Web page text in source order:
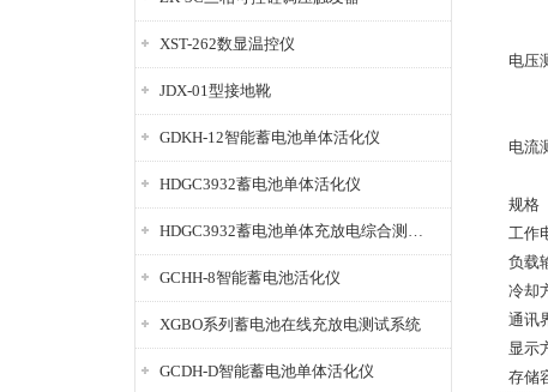
XST-262数显温控仪
JDX-01型接地靴
GDKH-12智能蓄电池单体活化仪
HDGC3932蓄电池单体活化仪
HDGC3932蓄电池单体充放电综合测试仪
GCHH-8智能蓄电池活化仪
XGBO系列蓄电池在线充放电测试系统
GCDH-D智能蓄电池单体活化仪
电压
电流
规格
工作
负载
冷却
通讯
显示
存储